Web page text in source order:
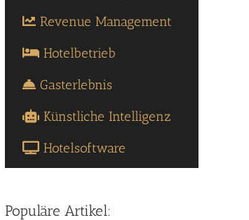
Revenue Management
Hotelbetrieb
Gasterlebnis
Künstliche Intelligenz
Hotelsoftware
Populäre Artikel: